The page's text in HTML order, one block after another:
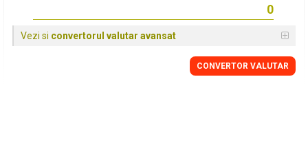
Vezi si convertorul valutar avansat
CONVERTOR VALUTAR